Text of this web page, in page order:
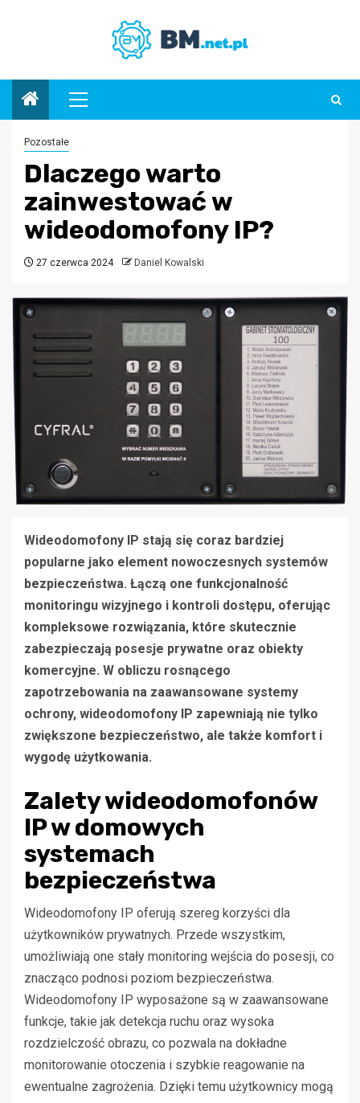
Menu
główne
Pozostałe
Dlaczego warto
zainwestować w
wideodomofony IP?
27 czerwca 2024 Daniel Kowalski
Wideodomofony IP stają się coraz bardziej
popularne jako element nowoczesnych systemów
bezpieczeństwa. Łączą one funkcjonalność
monitoringu wizyjnego i kontroli dostępu, oferując
kompleksowe rozwiązania, które skutecznie
zabezpieczają posesje prywatne oraz obiekty
komercyjne. W obliczu rosnącego
zapotrzebowania na zaawansowane systemy
ochrony, wideodomofony IP zapewniają nie tylko
zwiększone bezpieczeństwo, ale także komfort i
wygodę użytkowania.
Zalety wideodomofonów
IP w domowych
systemach
bezpieczeństwa
Wideodomofony IP oferują szereg korzyści dla
użytkowników prywatnych. Przede wszystkim,
umożliwiają one stały monitoring wejścia do posesji, co
znacząco podnosi poziom bezpieczeństwa.
Wideodomofony IP wyposażone są w zaawansowane
funkcje, takie jak detekcja ruchu oraz wysoka
rozdzielczość obrazu, co pozwala na dokładne
monitorowanie otoczenia i szybkie reagowanie na
ewentualne zagrożenia. Dzięki temu użytkownicy mogą